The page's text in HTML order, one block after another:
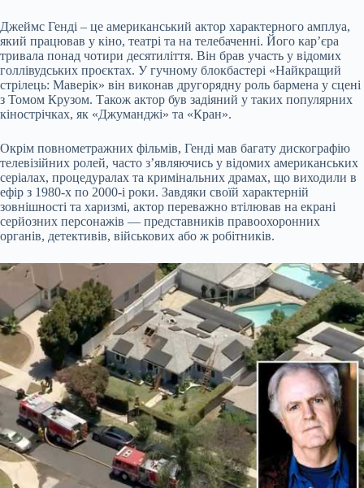
Джеймс Генді – це американський актор характерного амплуа,
який працював у кіно, театрі та на телебаченні. Його кар’єра
тривала понад чотири десятиліття. Він брав участь у відомих
голлівудських проєктах. У гучному блокбастері «Найкращий
стрілець: Маверік» він виконав другорядну роль бармена у сцені
з Томом Крузом. Також актор був задіяний у таких популярних
кінострічках, як «Джуманджі» та «Кран».
Окрім повнометражних фільмів, Генді мав багату дискографію
телевізійних ролей, часто з’являючись у відомих американських
серіалах, процедуралах та кримінальних драмах, що виходили в
ефір з 1980-х по 2000-і роки. Завдяки своїй характерній
зовнішності та харизмі, актор переважно втілював на екрані
серйозних персонажів — представників правоохоронних
органів, детективів, військових або ж робітників.